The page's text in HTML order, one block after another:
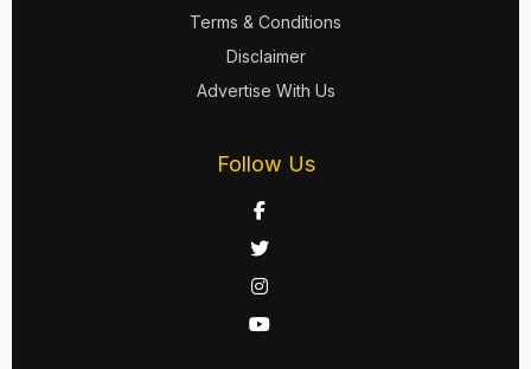
Terms & Conditions
Disclaimer
Advertise With Us
Follow Us